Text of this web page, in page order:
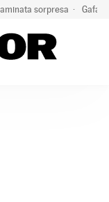
sorpresa Gafas